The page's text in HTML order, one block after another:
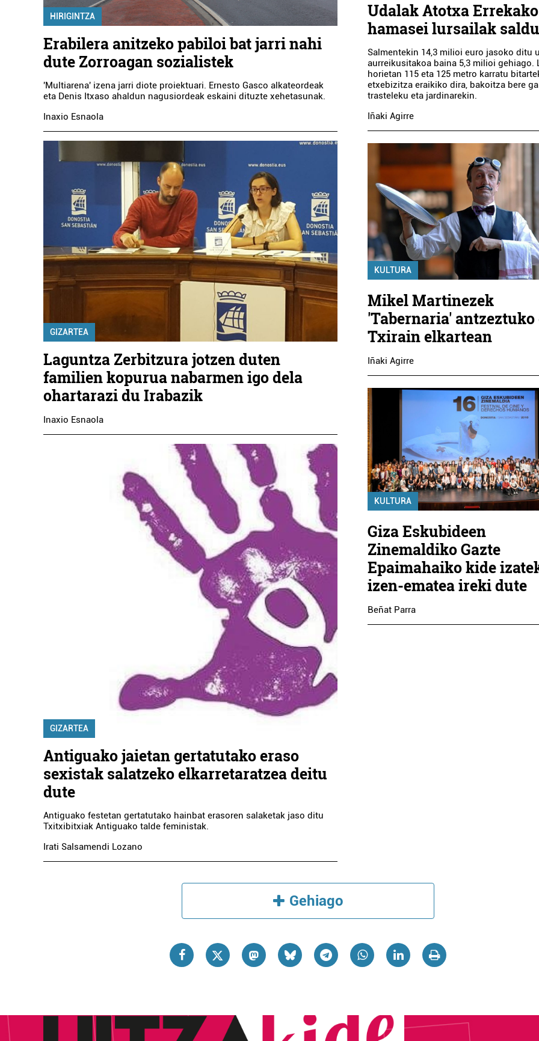
HIRIGINTZA
Erabilera anitzeko pabiloi bat jarri nahi
dute Zorroagan sozialistek
'Multiarena' izena jarri diote proiektuari. Ernesto Gasco alkateordeak
eta Denis Itxaso ahaldun nagusiordeak eskaini dituzte xehetasunak.
Inaxio Esnaola
GIZARTEA
Laguntza Zerbitzura jotzen duten
familien kopurua nabarmen igo dela
ohartarazi du Irabazik
Inaxio Esnaola
GIZARTEA
Antiguako jaietan gertatutako eraso
sexistak salatzeko elkarretaratzea deitu
dute
Antiguako festetan gertatutako hainbat erasoren salaketak jaso ditu
Txitxibitxiak Antiguako talde feministak.
Irati Salsamendi Lozano
Udalak Atotxa Errekako
hamasei lursailak
Salmentekin 14,3 milioi euro jasoko ditu
aurreikusitakoa baina 5,3 milioi gehiago.
horietan 115 eta 125 metro karratu
etxebizitza eraikiko dira, bakoitza bere
trasteleku eta jardinarekin.
Iñaki Agirre
KULTURA
Mikel Martinezek
'Tabernaria' antzeztuko
Txirain elkartean
Iñaki Agirre
KULTURA
Giza Eskubideen
Zinemaldiko Gazte
Epaimahaiko kide
izen-ematea ireki dute
Beñat Parra
Gehiago